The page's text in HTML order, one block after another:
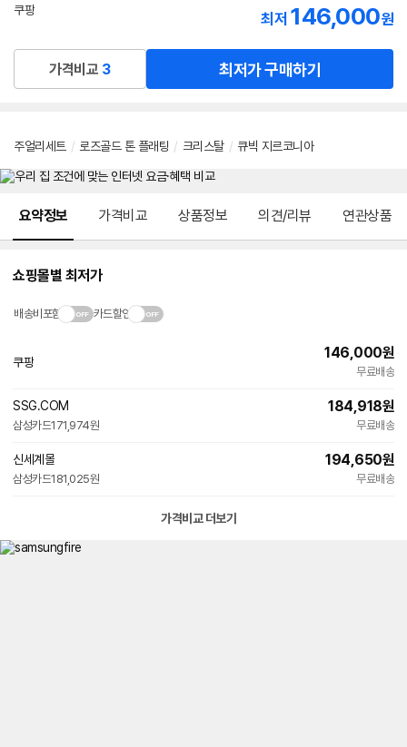
쿠팡
최저 146,000원
가격비교 3 최저가 구매하기
주얼리세트 / 로즈골드 톤 플래팅 / 크리스탈 / 큐빅 지르코니아
요약정보 가격비교 상품정보 의견/리뷰 연관상품
쇼핑몰별 최저가
배송비포함 카드할인
쿠팡
146,000원
무료배송
SSG.COM
삼성카드171,974원
184,918원
무료배송
신세계몰
삼성카드181,025원
194,650원
무료배송
가격비교 더보기